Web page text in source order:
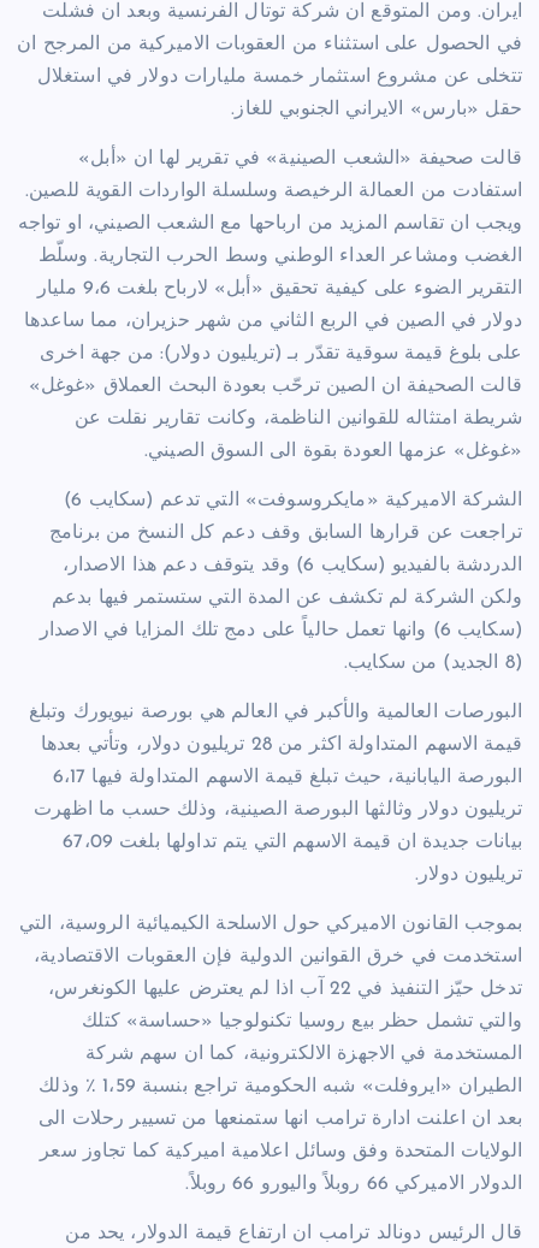
ايران. ومن المتوقع ان شركة توتال الفرنسية وبعد ان فشلت
في الحصول على استثناء من العقوبات الاميركية من المرجح ان
تتخلى عن مشروع استثمار خمسة مليارات دولار في استغلال
حقل «بارس» الايراني الجنوبي للغاز.
قالت صحيفة «الشعب الصينية» في تقرير لها ان «أبل»
استفادت من العمالة الرخيصة وسلسلة الواردات القوية للصين.
ويجب ان تقاسم المزيد من ارباحها مع الشعب الصيني، او تواجه
الغضب ومشاعر العداء الوطني وسط الحرب التجارية. وسلّط
التقرير الضوء على كيفية تحقيق «أبل» لارباح بلغت 9،6 مليار
دولار في الصين في الربع الثاني من شهر حزيران، مما ساعدها
على بلوغ قيمة سوقية تقدّر بـ (تريليون دولار): من جهة اخرى
قالت الصحيفة ان الصين ترحّب بعودة البحث العملاق «غوغل»
شريطة امتثاله للقوانين الناظمة، وكانت تقارير نقلت عن
«غوغل» عزمها العودة بقوة الى السوق الصيني.
الشركة الاميركية «مايكروسوفت» التي تدعم (سكايب 6)
تراجعت عن قرارها السابق وقف دعم كل النسخ من برنامج
الدردشة بالفيديو (سكايب 6) وقد يتوقف دعم هذا الاصدار،
ولكن الشركة لم تكشف عن المدة التي ستستمر فيها بدعم
(سكايب 6) وانها تعمل حالياً على دمج تلك المزايا في الاصدار
(8 الجديد) من سكايب.
البورصات العالمية والأكبر في العالم هي بورصة نيويورك وتبلغ
قيمة الاسهم المتداولة اكثر من 28 تريليون دولار، وتأتي بعدها
البورصة اليابانية، حيث تبلغ قيمة الاسهم المتداولة فيها 6،17
تريليون دولار وثالثها البورصة الصينية، وذلك حسب ما اظهرت
بيانات جديدة ان قيمة الاسهم التي يتم تداولها بلغت 67،09
تريليون دولار.
بموجب القانون الاميركي حول الاسلحة الكيميائية الروسية، التي
استخدمت في خرق القوانين الدولية فإن العقوبات الاقتصادية،
تدخل حيّز التنفيذ في 22 آب اذا لم يعترض عليها الكونغرس،
والتي تشمل حظر بيع روسيا تكنولوجيا «حساسة» كتلك
المستخدمة في الاجهزة الالكترونية، كما ان سهم شركة
الطيران «ايروفلت» شبه الحكومية تراجع بنسبة 1،59 ٪ وذلك
بعد ان اعلنت ادارة ترامب انها ستمنعها من تسيير رحلات الى
الولايات المتحدة وفق وسائل اعلامية اميركية كما تجاوز سعر
الدولار الاميركي 66 روبلاً واليورو 66 روبلاً.
قال الرئيس دونالد ترامب ان ارتفاع قيمة الدولار، يحد من